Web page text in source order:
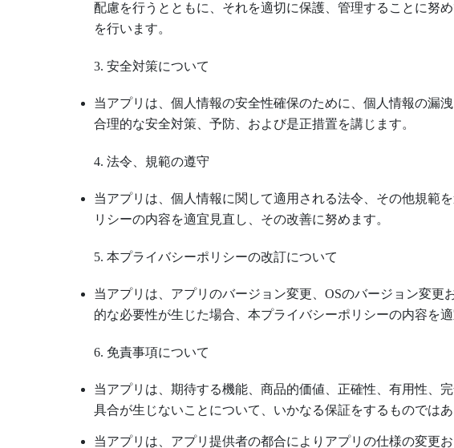
配慮を行うとともに、それを適切に保護、管理することに努
を行います。
3. 安全対策について
当アプリは、個人情報の安全性確保のために、個人情報の漏
合理的な安全対策、予防、および是正措置を講じます。
4. 法令、規範の遵守
当アプリは、個人情報に関して適用される法令、その他規範
リシーの内容を適宜見直し、その改善に努めます。
5. 本プライバシーポリシーの改訂について
当アプリは、アプリのバージョン変更、OSのバージョン変更
的な必要性が生じた場合、本プライバシーポリシーの内容を
6. 免責事項について
当アプリは、期待する機能、商品的価値、正確性、有用性、
具合が生じないことについて、いかなる保証をするものではあ
当アプリは、アプリ提供者の都合によりアプリの仕様の変更